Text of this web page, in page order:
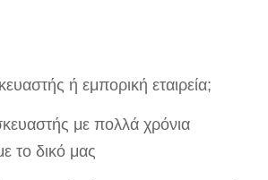
ή εμπορική εταιρεία;
με πολλά χρόνια
το δικό μας